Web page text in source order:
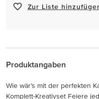
Zur Liste
Produktangaben
Wie wär’s mit der perfekten
Komplett-Kreativset Feiere